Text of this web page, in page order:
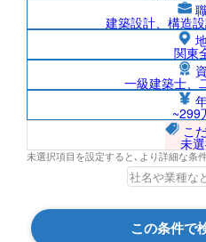
建築設計、構造設
関東
一級建築士、
~299
こ
未
未選択項目を設定すると､より詳細な条
この条件で
北米/株式会社ムラ